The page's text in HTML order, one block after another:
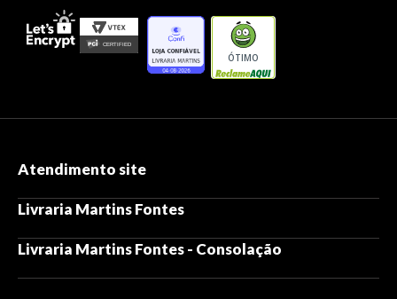
ÓTIMO
Atendimento site
Livraria Martins Fontes
Livraria Martins Fontes - Consolação